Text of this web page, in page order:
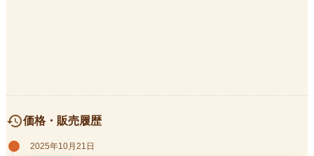
history価格・販売履歴
2025年10月21日